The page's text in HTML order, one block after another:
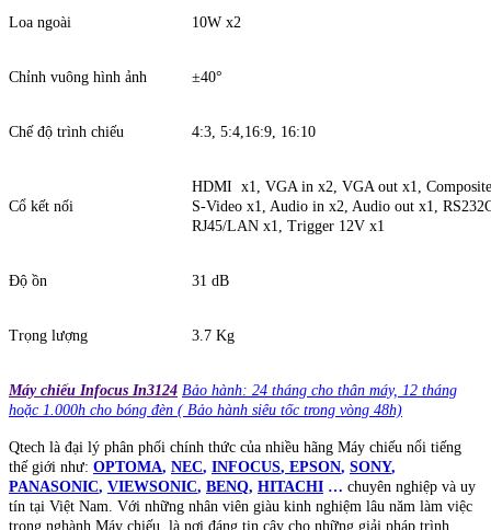
Loa ngoài 10W x2
Chỉnh vuông hình ảnh ±40°
Chế độ trình chiếu 4:3, 5:4,16:9, 16:10
Cổ kết nối
HDMI x1, VGA in x2, VGA out x1,
S-Video x1, Audio in x2, Audio out x1,
RJ45/LAN x1, Trigger 12V x1
Độ ồn 31 dB
Trọng lượng 3.7 Kg
Máy chiếu Infocus In3124 Bảo hành: 24 tháng cho thân máy, 12 tháng
hoặc 1.000h cho bóng đèn ( Bảo hành siêu tốc trong vòng 48h)
Qtech là đại lý phân phối chính thức của nhiều hãng Máy chiếu nổi tiếng
thế giới như: OPTOMA, NEC, INFOCUS, EPSON, SONY,
PANASONIC, VIEWSONIC, BENQ, HITACHI … chuyên nghiệp và uy
tín tại Việt Nam. Với những nhân viên giàu kinh nghiệm lâu năm làm việc
trong nghành Máy chiếu, là nơi đáng tin cậy cho những giải pháp trình